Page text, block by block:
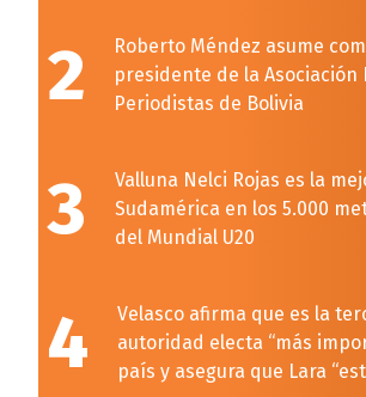
2
Roberto Méndez asume
presidente de la Asociación
Periodistas de Bolivia
3
Valluna Nelci Rojas es la
Sudamérica en los 5.000
del Mundial U20
4
Velasco afirma que es la
autoridad electa “más
país y asegura que Lara